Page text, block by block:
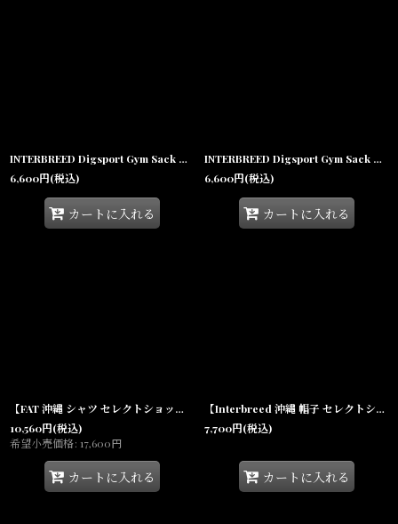
INTERBREED Digsport Gym Sack Tiger Camo メッシュ ジムサック ナップサック カモフラージュ バッグ
6,600円(税込)
カートに入れる
INTERBREED Digsport Gym Sack Woodland Camo メッシュ ジムサック ナップサック カモフラージュ バッグ
6,600円(税込)
カートに入れる
【FAT 沖縄 シャツ セレクトショップ 通販】F.A.T. GRANDEX Nylon S/S Shirts ナイロン半袖 メンズ Orange
10,560円(税込)
希望小売価格: 17,600円
カートに入れる
【Interbreed 沖縄 帽子 セレクトショップ 通販】 Urban Fit Longbill Cap Black ロングビル キャップ
7,700円(税込)
カートに入れる